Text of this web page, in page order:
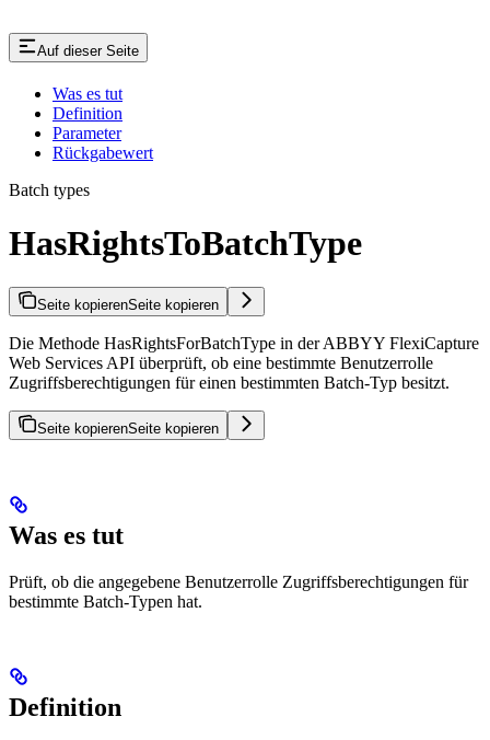
Auf dieser Seite
Was es tut
Definition
Parameter
Rückgabewert
Batch types
HasRightsToBatchType
Seite kopierenSeite kopieren
Die Methode HasRightsForBatchType in der ABBYY FlexiCapture
Web Services API überprüft, ob eine bestimmte Benutzerrolle
Zugriffsberechtigungen für einen bestimmten Batch-Typ besitzt.
Seite kopierenSeite kopieren
Was es tut
Prüft, ob die angegebene Benutzerrolle Zugriffsberechtigungen für
bestimmte Batch-Typen hat.
Definition